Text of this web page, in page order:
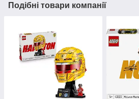
Подібні товари компанії